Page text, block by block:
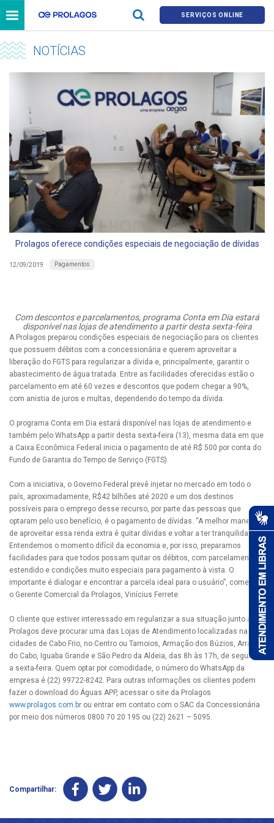
SERVIÇOS ONLINE
NOTÍCIAS
Prolagos oferece condições especiais de negociação de dívidas
12/09/2019 Pagamentos
Com descontos e parcelamentos, programa Conta em Dia estará
disponível nas lojas de atendimento a partir desta sexta-feira
A Prolagos preparou condições especiais de negociação para os clientes
que possuem débitos com a concessionária e querem aproveitar a
liberação do FGTS para regularizar a dívida e, principalmente, garantir o
abastecimento de água tratada. Entre as facilidades oferecidas estão o
parcelamento em até 60 vezes e descontos que podem chegar a 90%,
com anistia de juros e multas, dependendo do tempo da dívida.
O programa Conta em Dia estará disponível nas lojas de atendimento e
também pelo WhatsApp a partir desta sexta-feira (13), mesma data em que
a Caixa Econômica Federal inicia o pagamento de até R$ 500 por conta do
Fundo de Garantia do Tempo de Serviço (FGTS).
Com a iniciativa, o Governo Federal prevê injetar no mercado em todo o
país, aproximadamente, R$42 bilhões até 2020 e um dos destinos
possíveis para o emprego desse recurso, por parte das pessoas que
optaram pelo uso benefício, é o pagamento de dívidas. “A melhor maneira
de aproveitar essa renda extra é quitar dívidas e voltar a ter tranquilidade.
Entendemos o momento difícil da economia e, por isso, preparamos
facilidades para que todos possam quitar os débitos, com parcelamento
estendido e condições muito especiais para pagamento à vista. O
importante é dialogar e encontrar a parcela ideal para o usuário”, comenta
o Gerente Comercial da Prolagos, Vinícius Ferrete.
O cliente que estiver interessado em regularizar a sua situação junto à
Prolagos deve procurar uma das Lojas de Atendimento localizadas nas
cidades de Cabo Frio, no Centro ou Tamoios, Armação dos Búzios, Arraial
do Cabo, Iguaba Grande e São Pedro da Aldeia, das 8h às 17h, de segunda
a sexta-feira. Quem optar por comodidade, o número do WhatsApp da
empresa é (22) 99722-8242. Para outras informações os clientes podem
fazer o download do Águas APP, acessar o site da Prolagos
www.prolagos.com.br ou entrar em contato com o SAC da Concessionária
por meio dos números 0800 70 20 195 ou (22) 2621 – 5095.
Compartilhar: